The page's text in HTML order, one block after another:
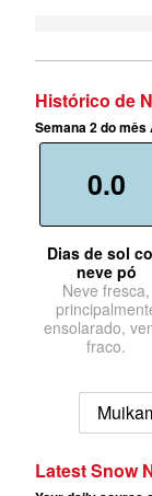
Histórico de
Semana 2 do
0.0
Dias de sol
neve pó
Neve fresca,
ensolarado,
fraco.